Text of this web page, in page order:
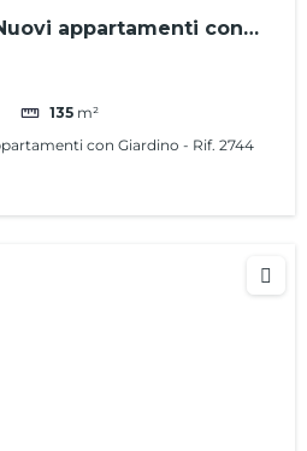
appartamenti con
135 m²
con Giardino - Rif. 2744